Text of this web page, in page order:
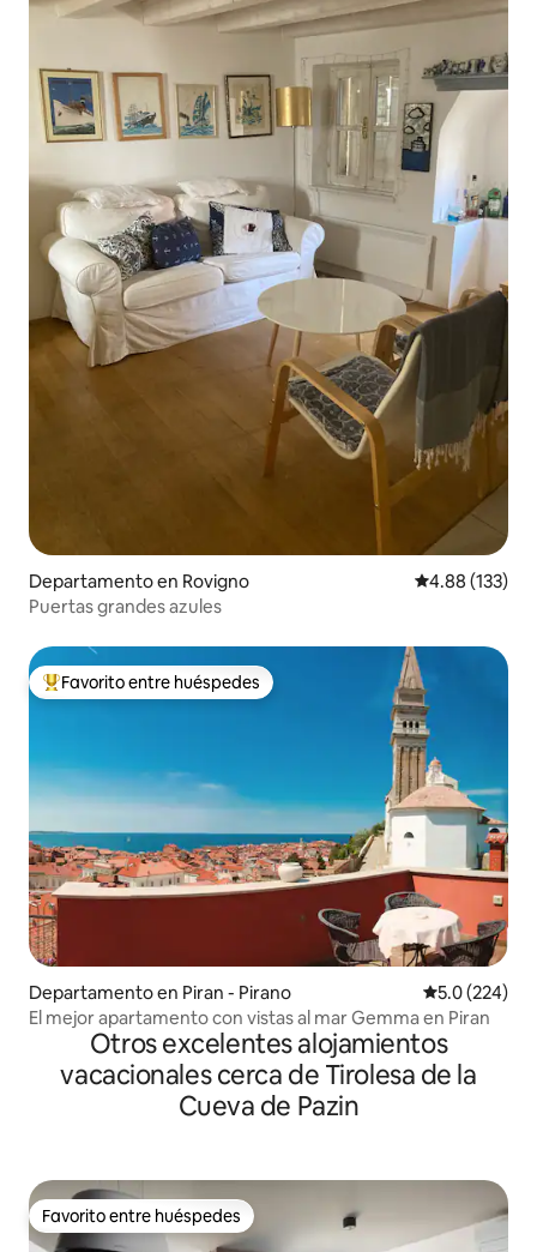
Departamento en Rovigno Calificación
4.88 (133)
Puertas grandes azules
De los mejores en Favorito entre huéspedes
Favorito entre huéspedes
Departamento en Piran - Pirano Calificación
5.0 (224)
El mejor apartamento con vistas al mar Gemma en Piran
Otros excelentes alojamientos
vacacionales cerca de Tirolesa de la
Cueva de Pazin
Favorito entre huéspedes
Favorito entre huéspedes